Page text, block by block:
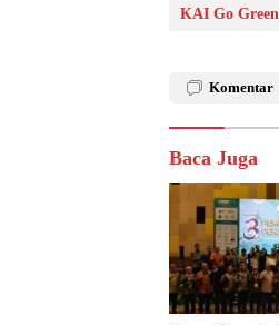
KAI Go Green
Komentar
Baca Juga